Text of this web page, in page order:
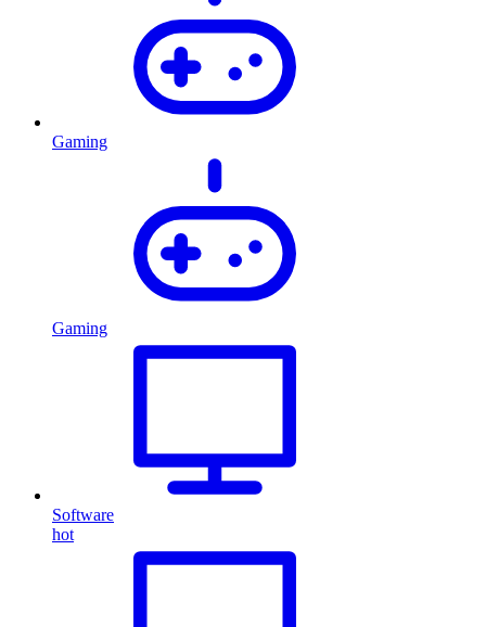
Gaming
Gaming
Software
hot